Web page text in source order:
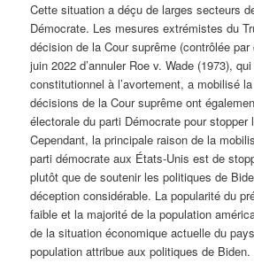
Cette situation a déçu de larges secteurs
Démocrate. Les mesures extrémistes du
décision de la Cour suprême (contrôlée
juin 2022 d’annuler Roe v. Wade (1973),
constitutionnel à l’avortement, a mobilisé
décisions de la Cour suprême ont
électorale du parti Démocrate pour stopper
Cependant, la principale raison de la
parti démocrate aux États-Unis est de
plutôt que de soutenir les politiques de
déception considérable. La popularité du
faible et la majorité de la population
de la situation économique actuelle du
population attribue aux politiques de Biden.